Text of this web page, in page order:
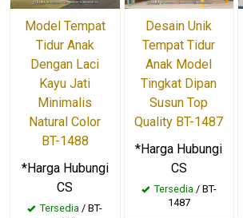
Model Tempat
Tidur Anak
Dengan Laci
Kayu Jati
Minimalis
Natural Color
BT-1488
*Harga Hubungi
CS
Tersedia / BT-
Desain Unik
Tempat Tidur
Anak Model
Tingkat Dipan
Susun Top
Quality BT-1487
*Harga Hubungi
CS
Tersedia / BT-
1487